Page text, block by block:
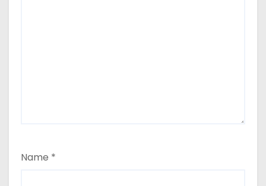
Name *